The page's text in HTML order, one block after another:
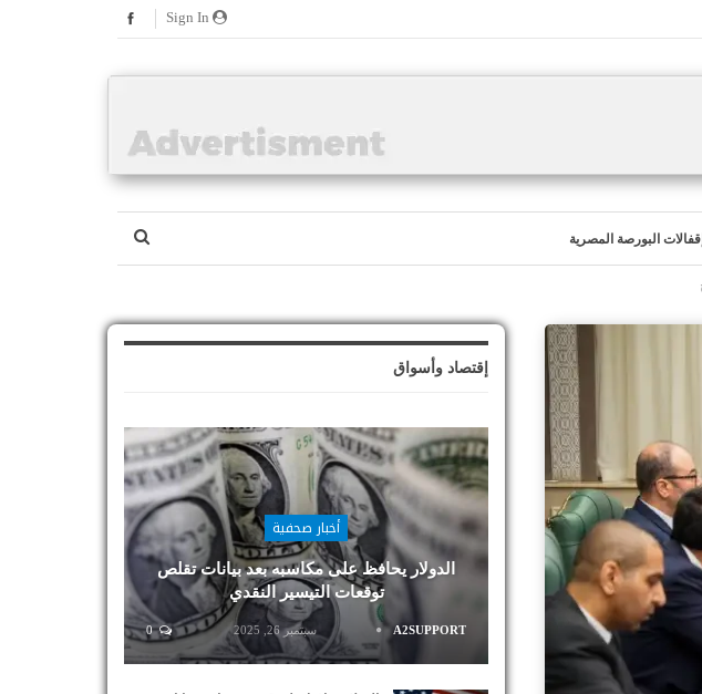
إقفالات البورصة المصرية
إقتصاد وأسواق
أخبار صحفية
الدولار يحافظ على مكاسبه بعد بيانات تقلص
توقعات التيسير النقدي
A2SUPPORT سبتمبر 26, 2025 0